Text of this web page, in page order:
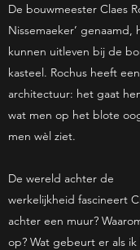
De bouwmeester Claes
Nissemaeker’ genaamd,
kunnen uitleven bij de
kasteel. Rochus heeft
architectuur: het gaat
wat men op het blote
men wèl ziet.
De wereld achter de
werkelijkheid fascineert
achter een muur?
op? Wat gebeurt er als